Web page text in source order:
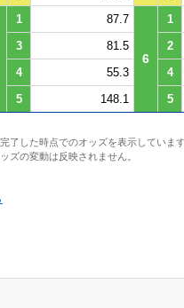
1 87.7
6
1
3 81.5
2
4 55.3
4
5 148.1 5
了した時点でのオッズを表示していま
ズの変動は反映されません。